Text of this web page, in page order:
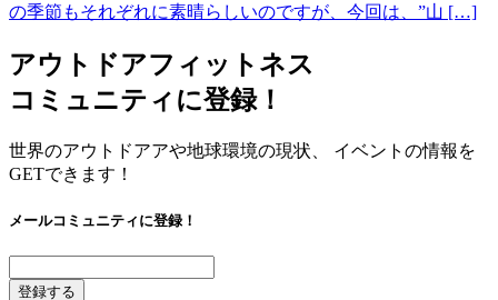
の季節もそれぞれに素晴らしいのですが、今回は、”山 […]
アウトドアフィットネス
コミュニティに登録！
世界のアウトドアアや地球環境の現状、 イベントの情報を
GETできます！
メールコミュニティに登録！